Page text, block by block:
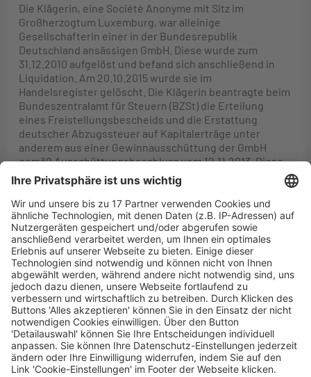
Die Klägerin, eine Société Anonyme mit Sitz im
Großherzogtum Luxemburg, war alleinige
Gesellschafterin einer in der Bundesrepublik
Deutschland ansässigen GmbH. Diese wurde zum
31.12.2010 aufgelöst und befand sich anschließend in
Liquidation. Am 20.10.2015 wurde sie im
Handelsregister gelöscht. Die Klägerin beantragte beim
Bundeszentralamt für Steuern (BZSt) die Erteilung
eines Freistellungsbescheids und die Erstattung
deutscher Abzugssteuer auf Kapitalerträge unter
anderem aus einer Gewinnausschüttung der GmbH
gemäß Ausschüttungsbeschluss vom 12.11.2013. Diese
Ausschüttung hatte ausschließlich laufende Gewinne
zum Gegenstand, die in der aktiven Zeit der GmbH vor
der Eröffnung des Liquidationsverfahrens entstanden
waren. Das BZSt stufte die Ausschüttung als „anlässlich
der Liquidation“ ein und gewährte eine Freistellung und
Erstattung mit Ausnahme des im Abkommen zwischen
der Bundesrepublik Deutschland und dem
Großherzogtum Luxemburg zur Vermeidung der
Doppelbesteuerung und Verhinderung der
Steuerhinterziehung auf dem Gebiet der Steuern vom
Einkommen und vom Vermögen vom 23.08.1958 (DBA
Luxemburg 1958) vorgesehenen
Quellensteuereinbehalts von damals 10 % der
Kapitalerträge. Der nach erfolglosem
Einspruchsverfahren erhobenen Klage gab das